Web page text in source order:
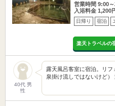
営業時間 9:00
入浴料金 1,200
日帰り 宿泊
楽天トラベルの
40代 男
性
露天風呂客室に宿泊。リ
泉掛け流しではないけど